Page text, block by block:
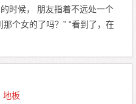
时候， 朋友指着不远处一个
个女的了吗？” “看到了，在
地板